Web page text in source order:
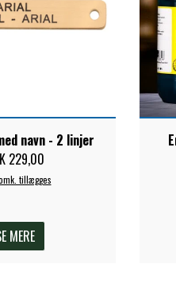
navn - 2 linjer
229,00
tillægges
MERE